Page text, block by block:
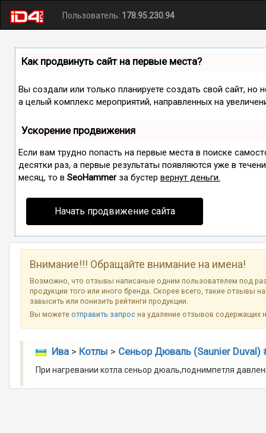
Пользователь: 178.95.230.94
Как продвинуть сайт на первые места?
Вы создали или только планируете создать свой сайт, но
а целый комплекс мероприятий, направленных на
Ускорение продвижения
Если вам трудно попасть на первые места в поиске
десятки раз, а первые результаты появляются уже в
месяц, то в SeoHammerза бустер вернут деньги.
Начать продвижение сайта
Внимание!!! Обращайте внимание на имена!
Возможно, что отзывы написаные одним пользователем под
продукции того или иного бренда. Скорее всего, такие отзывы
завысить или понизить рейтинги продукции.
Вы можетеотправить запрос на удаление отзывов
Ива> Котлы > Сеньор Дюваль (Saunier Duval)
При нагревании котла сеньор дюаль,поднимпетля